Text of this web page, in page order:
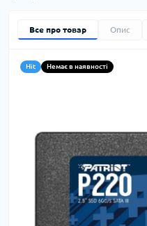
Все про товар Опис
Hit Немає в наявності